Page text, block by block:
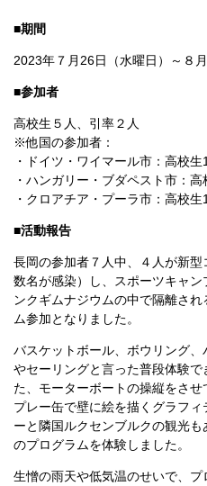
■期間
2023年７月26日（水曜日）～８
■参加者
高校生５人、引率２人
※他国の参加者：
・ドイツ・ワイマール市：高校生
・ハンガリー・ブダペスト市：
・クロアチア・プーラ市：高校生
■活動報告
長岡の参加者７人中、４人が新
数名が感染）し、スポーツキャ
ンクギムナジウムの中で隔離さ
ム参加となりました。
バスケットボール、ボウリング
やセーリングと言った普段体験
た、モーターボートの操縦をさ
プレー缶で壁に絵を描くグラフ
ーと隣国ルクセンブルクの観光
のプログラムを体験しました。
生憎の雨天や低気温のせいで、